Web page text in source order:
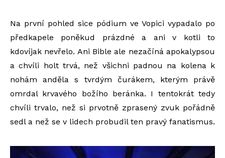
Na první pohled sice pódium ve Vopici vypadalo po
předkapele poněkud prázdné a ani v kotli to
kdovíjak nevřelo. Ani Bible ale nezačíná apokalypsou
a chvíli holt trvá, než všichni padnou na kolena k
nohám anděla s tvrdým čurákem, kterým právě
omrdal krvavého božího beránka. I tentokrát tedy
chvíli trvalo, než si prvotně zprasený zvuk pořádně
sedl a než se v lidech probudil ten pravý fanatismus.